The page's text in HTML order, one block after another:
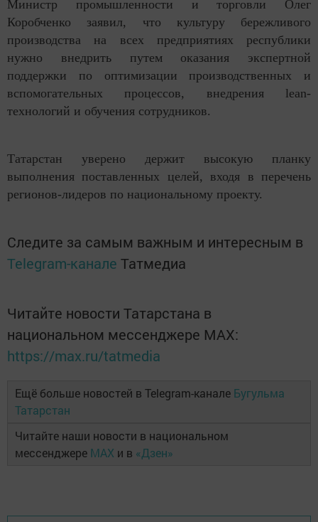
Министр промышленности и торговли Олег
Коробченко заявил, что
культуру бережливого
производства на всех предприятиях республики
нужно внедрить путем оказания экспертной
поддержки по оптимизации производственных и
вспомогательных процессов, внедрения lean-
технологий и обучения сотрудников.
Татарстан уверено держит высокую планку
выполнения поставленных целей, входя в перечень
регионов-лидеров по национальному проекту.
Следите за самым важным и интересным в
Telegram-канале Татмедиа
Читайте новости Татарстана в
национальном мессенджере MАХ:
https://max.ru/tatmedia
Ещё больше новостей в Telegram-канале Бугульма
Татарстан
Читайте наши новости в национальном
мессенджере MAX и в «Дзен»